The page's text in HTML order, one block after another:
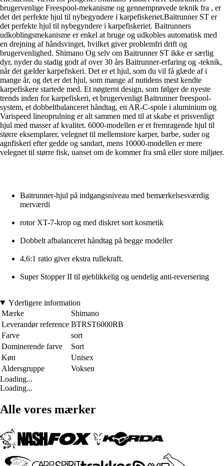
brugervenlige Freespool-mekanisme og gennemprøvede teknik fra , er
det det perfekte hjul til nybegyndere i karpefiskeriet.Baitrunner ST er
det perfekte hjul til nybegyndere i karpefiskeriet. Baitrunners
udkoblingsmekanisme er enkel at bruge og udkobles automatisk med
en drejning af håndsvinget, hvilket giver problemfri drift og
brugervenlighed. Shimano Og selv om Baitrunner ST ikke er særlig
dyr, nyder du stadig godt af over 30 års Baitrunner-erfaring og -teknik,
når det gælder karpefiskeri. Det er et hjul, som du vil få glæde af i
mange år, og det er det hjul, som mange af nutidens mest kendte
karpefiskere startede med. Et nøgternt design, som følger de nyeste
trends inden for karpefiskeri, et brugervenligt Baitrunner freespool-
system, et dobbeltbalanceret håndtag, en AR-C-spole i aluminium og
Varispeed lineoprulning er alt sammen med til at skabe et prisvenligt
hjul med masser af kvalitet. 6000-modellen er et fremragende hjul til
større eksemplarer, velegnet til mellemstore karper, barbe, suder og
agnfiskeri efter gedde og sandart, mens 10000-modellen er mere
velegnet til større fisk, uanset om de kommer fra små eller store miljøer.
Baitrunner-hjul på indgangsniveau med bemærkelsesværdig
merværdi
rotor XT-7-krop og med diskret sort kosmetik
Dobbelt afbalanceret håndtag på begge modeller
4,6:1 ratio giver ekstra rullekraft.
Super Stopper II til øjeblikkelig og uendelig anti-reversering
Yderligere information
Mærke
Shimano
Leverandør reference BTRST6000RB
Farve
sort
Dominerende farve
Sort
Køn
Unisex
Aldersgruppe
Voksen
Loading...
Loading...
Alle vores mærker